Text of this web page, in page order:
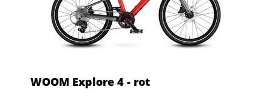
WOOM Explore 4 - rot